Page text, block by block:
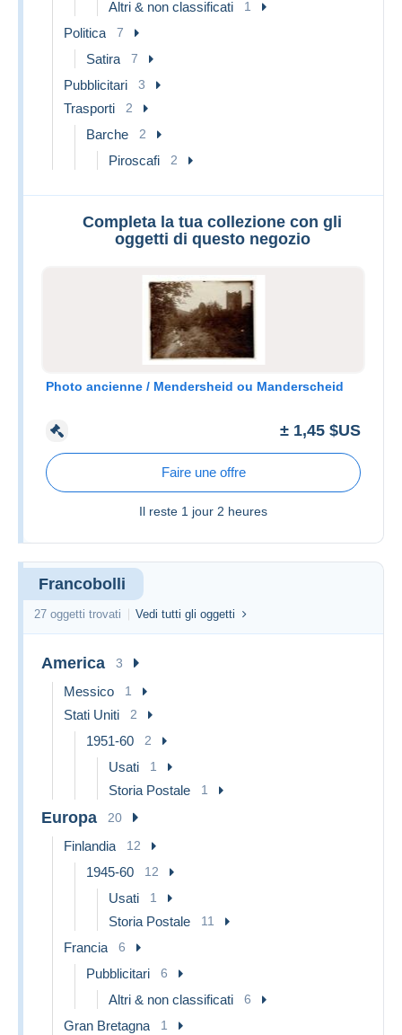
Altri & non classificati 1
Politica 7
Satira 7
Pubblicitari 3
Trasporti 2
Barche 2
Piroscafi 2
Completa la tua collezione con gli
oggetti di questo negozio
Photo ancienne / Mendersheid ou Manderscheid
± 1,45 $US
Faire une offre
Il reste 1 jour 2 heures
Francobolli
27 oggetti trovati Vedi tutti gli oggetti
America 3
Messico 1
Stati Uniti 2
1951-60 2
Usati 1
Storia Postale 1
Europa 20
Finlandia 12
1945-60 12
Usati 1
Storia Postale 11
Francia 6
Pubblicitari 6
Altri & non classificati 6
Gran Bretagna 1